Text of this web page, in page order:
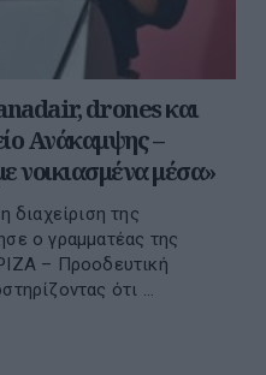
drones και
Ανάκαμψης –
νοικιασμένα μέσα»
διαχείριση της
ο γραμματέας της
– Προοδευτική
ότι ...